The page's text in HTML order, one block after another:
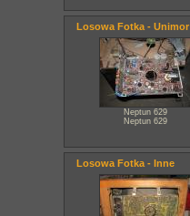
Losowa Fotka - Unimor
Neptun 629
Neptun 629
Losowa Fotka - Inne